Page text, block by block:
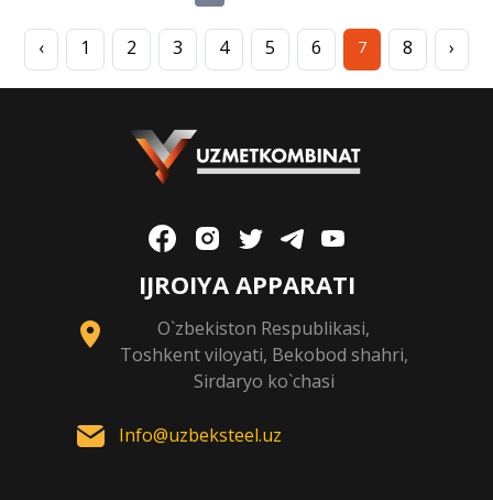
‹ 1 2 3 4 5 6 7 8 ›
IJROIYA APPARATI
O`zbekiston Respublikasi,
Toshkent viloyati, Bekobod shahri,
Sirdaryo ko`chasi
Info@uzbeksteel.uz